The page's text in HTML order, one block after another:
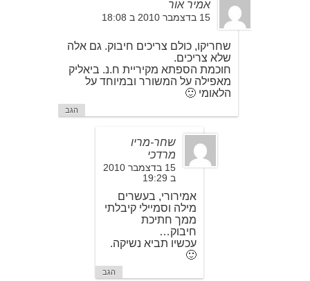
אמיר אור
15 בדצמבר 2010 ב 18:08
שחריקו, כולם צריכים חיבוק. גם אלה
שלא צריכים.
חוכמת הספתא מקיריית ח.נ. ביאליק
מאפילה על המשורר ובמיוחד על
הלאומי 🙂
הגב
שחר-מריו
מרדכי
15 בדצמבר 2010
ב 19:29
אמירורי, בעשרים
מילה וסמיילי קיבלתי
ממך חתיכת
חיבוק…
עכשיו תביא נשיקה.
🙂
הגב